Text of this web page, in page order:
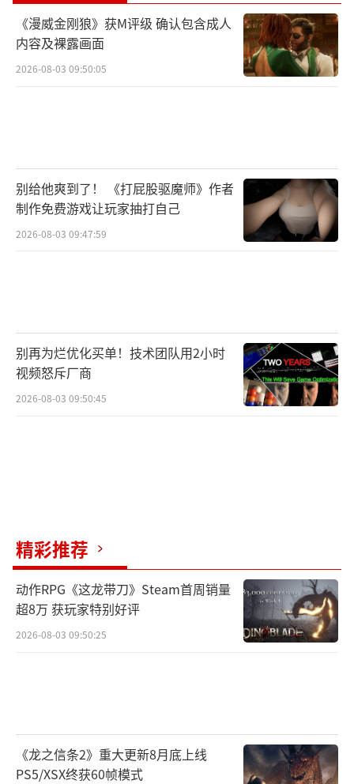
《漫威金刚狼》获M评级 确认包含成人
内容及裸露画面
2026-08-03 09:50:05
别给他爽到了！ 《打屁股驱魔师》作者
制作免费游戏让玩家抽打自己
2026-08-03 09:47:59
别再为烂优化买单！技术团队用2小时
视频怒斥厂商
2026-08-03 09:50:45
精彩推荐
动作RPG《这龙带刀》Steam首周销量
超8万 获玩家特别好评
2026-08-03 09:50:25
《龙之信条2》重大更新8月底上线
PS5/XSX终获60帧模式